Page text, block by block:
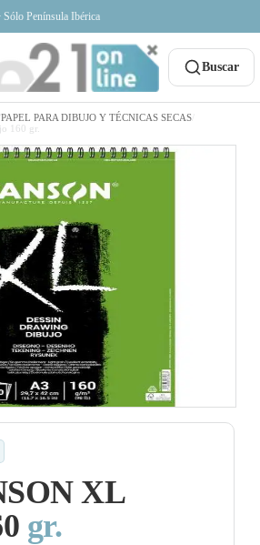
Sólo Península Ibérica
Buscar
PAPEL PARA DIBUJO Y TÉCNICAS SECAS
160 gr.
XL
gr.